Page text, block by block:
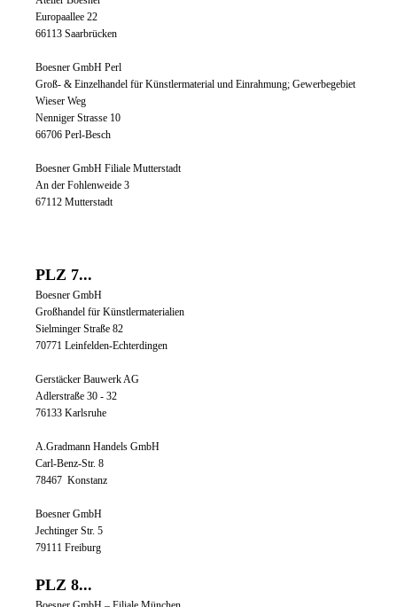
Europaallee 22
66113 Saarbrücken
Boesner GmbH Perl
Groß- & Einzelhandel für Künstlermaterial und Einrahmung; Gewerbegebiet
Wieser Weg
Nenniger Strasse 10
66706 Perl-Besch
Boesner GmbH Filiale Mutterstadt
An der Fohlenweide 3
67112 Mutterstadt
PLZ 7...
Boesner GmbH
Großhandel für Künstlermaterialien
Sielminger Straße 82
70771 Leinfelden-Echterdingen
Gerstäcker Bauwerk AG
Adlerstraße 30 - 32
76133 Karlsruhe
A.Gradmann Handels GmbH
Carl-Benz-Str. 8
78467 Konstanz
Boesner GmbH
Jechtinger Str. 5
79111 Freiburg
PLZ 8...